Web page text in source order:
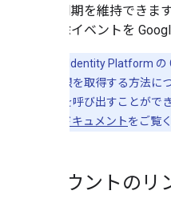
同期を維持できま
除イベントを
Google Identity Platform
を呼び出す権限を取得する方法
ービスの API を呼び出すことが
ライアントのドキュメントをご覧
アカウントのリ